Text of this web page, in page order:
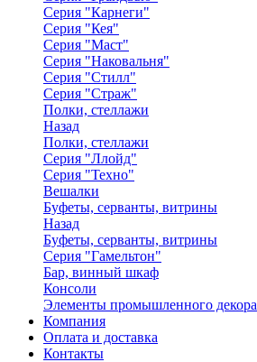
Серия "Карнеги"
Серия "Кея"
Серия "Маст"
Серия "Наковальня"
Серия "Стилл"
Серия "Страж"
Полки, стеллажи
Назад
Полки, стеллажи
Серия "Ллойд"
Серия "Техно"
Вешалки
Буфеты, серванты, витрины
Назад
Буфеты, серванты, витрины
Серия "Гамельтон"
Бар, винный шкаф
Консоли
Элементы промышленного декора
Компания
Оплата и доставка
Контакты